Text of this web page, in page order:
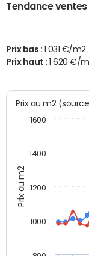
Tendance ventes
Prix bas : 1 031 €/m2
Prix haut :1 620 €/
Prix au m2
Prix au
1000
1200
1400
1600